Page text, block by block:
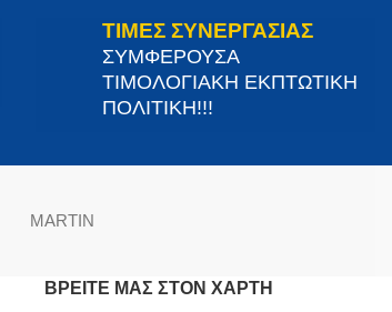
ΤΙΜΕΣ ΣΥΝΕΡΓΑΣΙΑΣ
ΣΥΜΦΕΡΟΥΣΑ
ΤΙΜΟΛΟΓΙΑΚΗ ΕΚΠΤΩΤΙΚΗ
ΠΟΛΙΤΙΚΗ!!!
MARTIN
ΒΡΕΊΤΕ ΜΑΣ ΣΤΟΝ ΧΆΡΤΗ